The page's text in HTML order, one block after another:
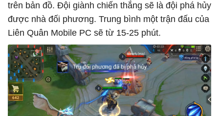
trên bản đồ. Đội giành chiến thắng sẽ là đội phá hủy
được nhà đối phương. Trung bình một trận đấu của
Liên Quân Mobile PC sẽ từ 15-25 phút.